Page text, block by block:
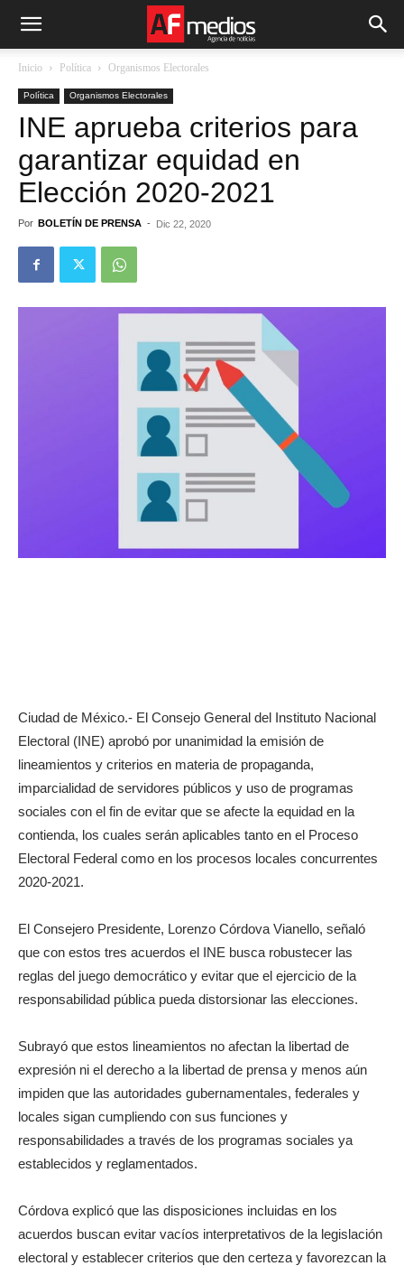
Inicio Política Organismos Electorales
Política Organismos Electorales
INE aprueba criterios para
garantizar equidad en
Elección 2020-2021
Por BOLETÍN DE PRENSA - Dic 22, 2020
Ciudad de México.- El Consejo General del Instituto Nacional
Electoral (INE) aprobó por unanimidad la emisión de
lineamientos y criterios en materia de propaganda,
imparcialidad de servidores públicos y uso de programas
sociales con el fin de evitar que se afecte la equidad en la
contienda, los cuales serán aplicables tanto en el Proceso
Electoral Federal como en los procesos locales concurrentes
2020-2021.
El Consejero Presidente, Lorenzo Córdova Vianello, señaló
que con estos tres acuerdos el INE busca robustecer las
reglas del juego democrático y evitar que el ejercicio de la
responsabilidad pública pueda distorsionar las elecciones.
Subrayó que estos lineamientos no afectan la libertad de
expresión ni el derecho a la libertad de prensa y menos aún
impiden que las autoridades gubernamentales, federales y
locales sigan cumpliendo con sus funciones y
responsabilidades a través de los programas sociales ya
establecidos y reglamentados.
Córdova explicó que las disposiciones incluidas en los
acuerdos buscan evitar vacíos interpretativos de la legislación
electoral y establecer criterios que den certeza y favorezcan la